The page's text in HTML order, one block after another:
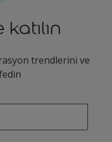
trendlerini ve